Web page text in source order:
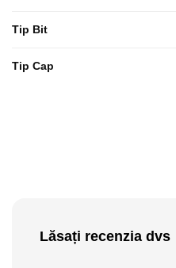
Tip Bit
Tip Cap
Lăsați recenzia dvs